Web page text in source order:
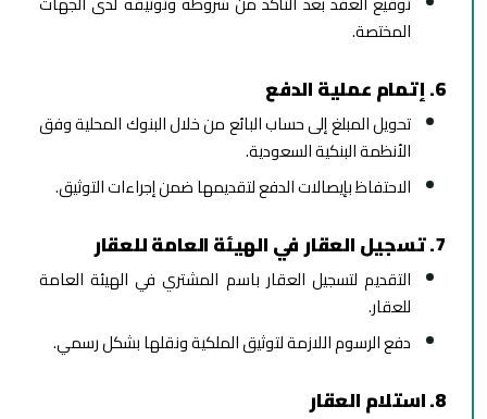
المختصة.
6. إتمام عملية الدفع
تحويل المبلغ إلى حساب البائع من خلال البنوك المحلية وفق
الأنظمة البنكية السعودية.
الاحتفاظ بإيصالات الدفع لتقديمها ضمن إجراءات التوثيق.
7. تسجيل العقار في الهيئة العامة للعقار
التقديم لتسجيل العقار باسم المشتري في الهيئة العامة
للعقار.
دفع الرسوم اللازمة لتوثيق الملكية ونقلها بشكل رسمي.
8. استلام العقار